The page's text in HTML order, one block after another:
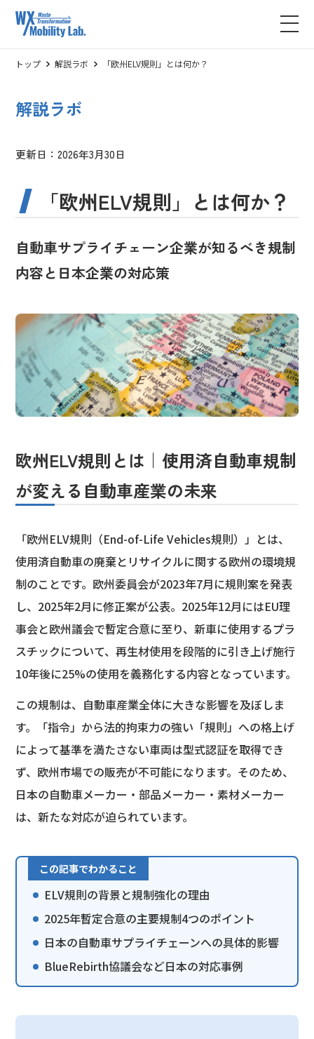
トップ 解説ラボ 「欧州ELV規則」とは何か？
解説ラボ
更新日：2026年3月30日
「欧州ELV規則」とは何か？
自動車サプライチェーン企業が知るべき規制
内容と日本企業の対応策
欧州ELV規則とは｜使用済自動車規制
が変える自動車産業の未来
「欧州ELV規則（End-of-Life Vehicles規則）」とは、
使用済自動車の廃棄とリサイクルに関する欧州の環境規
制のことです。欧州委員会が2023年7月に規則案を発表
し、2025年2月に修正案が公表。2025年12月にはEU理
事会と欧州議会で暫定合意に至り、新車に使用するプラ
スチックについて、再生材使用を段階的に引き上げ施行
10年後に25%の使用を義務化する内容となっています。
この規制は、自動車産業全体に大きな影響を及ぼしま
す。「指令」から法的拘束力の強い「規則」への格上げ
によって基準を満たさない車両は型式認証を取得でき
ず、欧州市場での販売が不可能になります。そのため、
日本の自動車メーカー・部品メーカー・素材メーカー
は、新たな対応が迫られています。
この記事でわかること
ELV規則の背景と規制強化の理由
2025年暫定合意の主要規制4つのポイント
日本の自動車サプライチェーンへの具体的影響
BlueRebirth協議会など日本の対応事例